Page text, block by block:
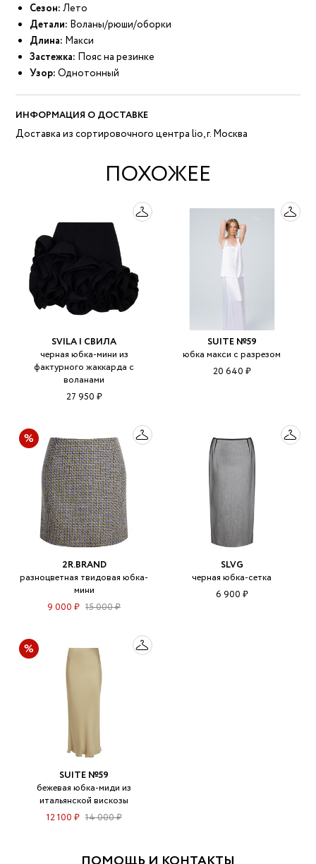
Сезон: Лето
Детали: Воланы/рюши/оборки
Длина: Макси
Застежка: Пояс на резинке
Узор: Однотонный
ИНФОРМАЦИЯ О ДОСТАВКЕ
Доставка из сортировочного центра lio, г. Москва
ПОХОЖЕЕ
SVILA | СВИЛА
черная юбка-мини из
фактурного жаккарда с
воланами
27 950 ₽
SUITE №59
юбка макси с разрезом
20 640 ₽
2R.BRAND
разноцветная твидовая юбка-
мини
9 000 ₽ 15 000 ₽
SLVG
черная юбка-сетка
6 900 ₽
SUITE №59
бежевая юбка-миди из
итальянской вискозы
12 100 ₽ 14 000 ₽